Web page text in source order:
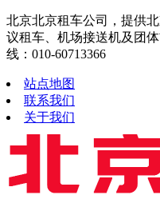
北京北京租车公司，提供
议租车、机场接送机及团
线：010-60713366
站点地图
联系我们
关于我们